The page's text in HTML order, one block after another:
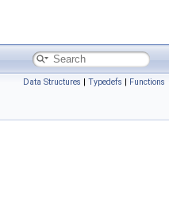
Data Structures | Typedefs | Functions